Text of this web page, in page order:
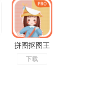
拼图抠图王
最新版
下载